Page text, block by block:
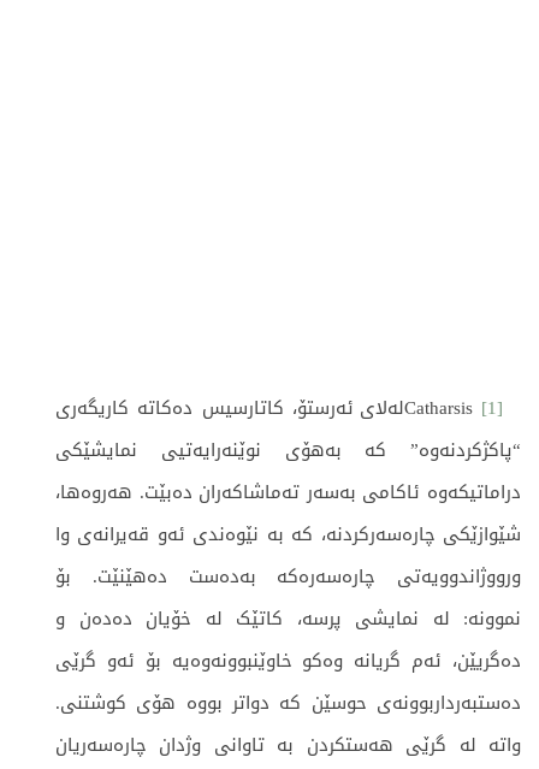
[1]
Catharsisلەلای ئەرستۆ، کاتارسیس دەکاتە کاریگەری
“پاکژکردنەوە” کە بەهۆی نوێنەرایەتیی نمایشێکی
دراماتیکەوە ئاکامی بەسەر تەماشاکەران دەبێت. هەروەها،
شێوازێکی چارەسەرکردنە، کە بە نێوەندی ئەو قەیرانەی وا
ورووژاندوویەتی چارەسەرەکە بەدەست دەهێنێت. بۆ
نموونە: لە نمایشی پرسە، کاتێک لە خۆیان دەدەن و
دەگریێن، ئەم گریانە وەکو خاوێنبوونەوەیە بۆ ئەو گرێی
دەستبەرداربوونەی حوسێن کە دواتر بووە هۆی کوشتنی.
واتە لە گرێی هەستکردن بە تاوانی وژدان چارەسەریان